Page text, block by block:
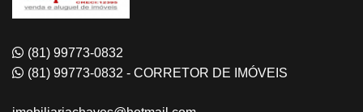
(81) 99773-0832
(81) 99773-0832 - CORRETOR DE IMÓVEIS